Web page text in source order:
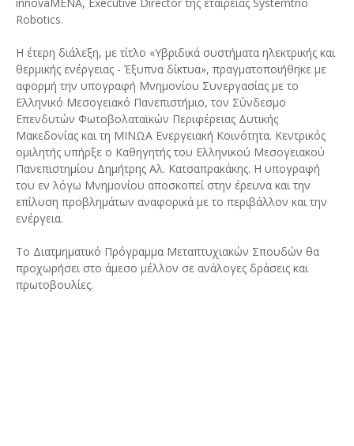
Robotics.
Η έτερη διάλεξη, με τίτλο «Υβριδικά συστήματα ηλεκτρικής και
θερμικής ενέργειας - Έξυπνα δίκτυα», πραγματοποιήθηκε με
αφορμή την υπογραφή Μνημονίου Συνεργασίας με το
Ελληνικό Μεσογειακό Πανεπιστήμιο, τον Σύνδεσμο
Επενδυτών Φωτοβολαταϊκών Περιφέρειας Δυτικής
Μακεδονίας και τη ΜΙΝΩΑ Ενεργειακή Κοινότητα. Κεντρικός
ομιλητής υπήρξε ο Καθηγητής του Ελληνικού Μεσογειακού
Πανεπιστημίου Δημήτρης Αλ. Κατσαπρακάκης. Η υπογραφή
του εν λόγω Μνημονίου αποσκοπεί στην έρευνα και την
επίλυση προβλημάτων αναφορικά με το περιβάλλον και την
ενέργεια.
Το Διατμηματικό Πρόγραμμα Μεταπτυχιακών Σπουδών θα
προχωρήσει στο άμεσο μέλλον σε ανάλογες δράσεις και
πρωτοβουλίες.